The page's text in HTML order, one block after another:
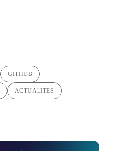
GITHUB
ACTUALITES